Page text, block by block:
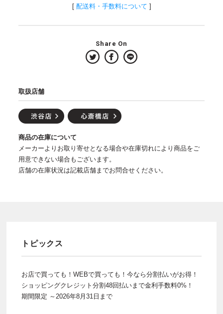
[ 配送料・手数料について ]
Share On
取扱店舗
商品の在庫について
メーカーよりお取り寄せとなる場合や在庫切れにより商品をご
用意できない場合もございます。
店舗の在庫状況は記載店舗までお問合せください。
トピックス
お店で買っても！WEBで買っても！今なら分割払いがお得！
ショッピングクレジット分割48回払いまで金利手数料0%！
期間限定 ～2026年8月31日まで